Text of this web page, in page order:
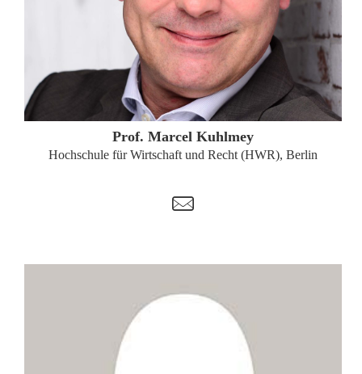
ZUM PROFIL
Prof. Marcel Kuhlmey
Hochschule für Wirtschaft und Recht (HWR), Berlin
t